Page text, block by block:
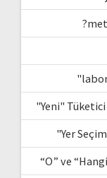
"Yeni"
"Yer
“O” ve